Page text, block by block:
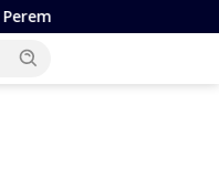
Resmi Jadi Tersangka